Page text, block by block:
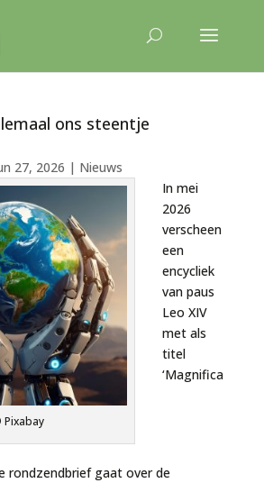
ons steentje
27, 2026 | Nieuws
In mei
2026
verscheen
een
encycliek
van paus
Leo XIV
met als
titel
‘Magnifica
rondzendbrief gaat over de